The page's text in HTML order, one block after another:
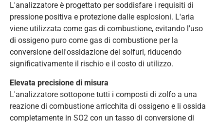
L'analizzatore è progettato per soddisfare i requisiti di
pressione positiva e protezione dalle esplosioni. L'aria
viene utilizzata come gas di combustione, evitando l'uso
di ossigeno puro come gas di combustione per la
conversione dell'ossidazione dei solfuri, riducendo
significativamente il rischio e il costo di utilizzo.
Elevata precisione di misura
L'analizzatore sottopone tutti i composti di zolfo a una
reazione di combustione arricchita di ossigeno e li ossida
completamente in SO2 con un tasso di conversione di